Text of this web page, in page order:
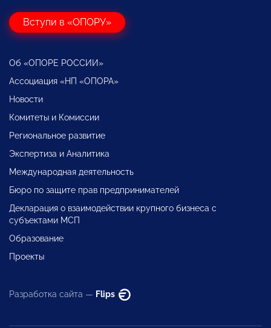
Вступи в «ОПОРУ»
Об «ОПОРЕ РОССИИ»
Ассоциация «НП «ОПОРА»
Новости
Комитеты и Комиссии
Региональное развитие
Экспертиза и Аналитика
Международная деятельность
Бюро по защите прав предпринимателей
Декларация о взаимодействии крупного бизнеса с
субъектами МСП
Образование
Проекты
Разработка сайта — Flips